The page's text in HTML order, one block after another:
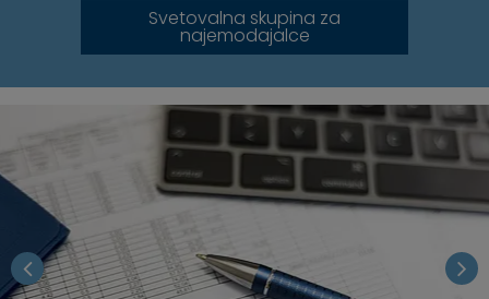
Svetovalna skupina za
najemodajalce